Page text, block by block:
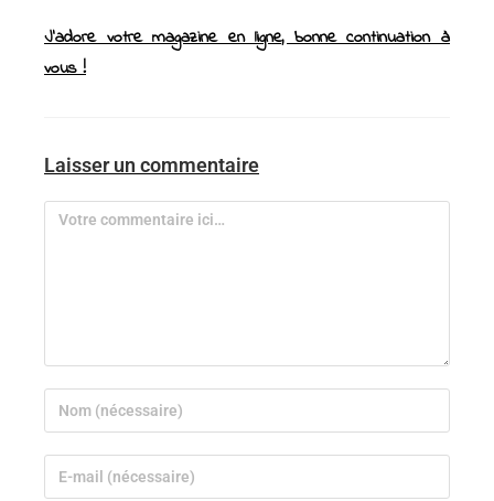
J’adore votre magazine en ligne, bonne continuation à
vous !
Laisser un commentaire